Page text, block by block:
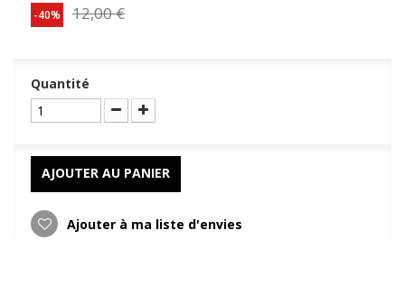
-40% 12,00 €
Quantité
AJOUTER AU PANIER
Ajouter à ma liste d'envies